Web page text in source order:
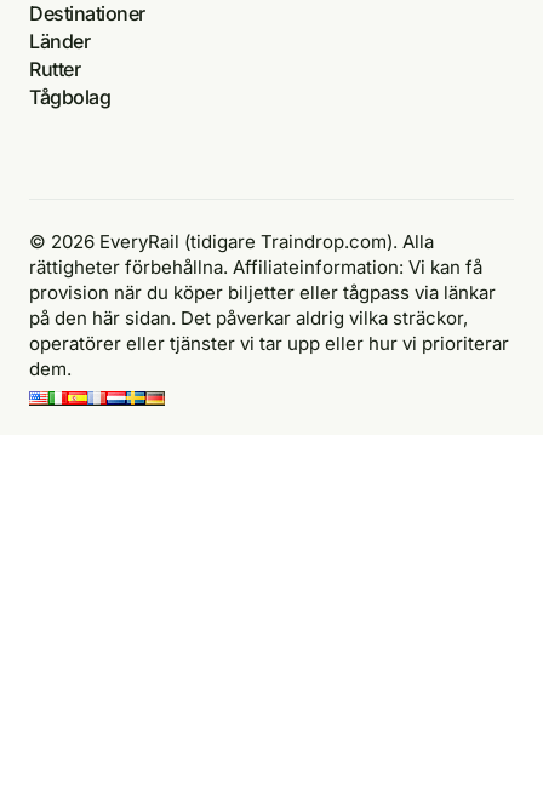
Destinationer
Länder
Rutter
Tågbolag
© 2026 EveryRail (tidigare Traindrop.com). Alla
rättigheter förbehållna. Affiliateinformation: Vi kan få
provision när du köper biljetter eller tågpass via länkar
på den här sidan. Det påverkar aldrig vilka sträckor,
operatörer eller tjänster vi tar upp eller hur vi prioriterar
dem.